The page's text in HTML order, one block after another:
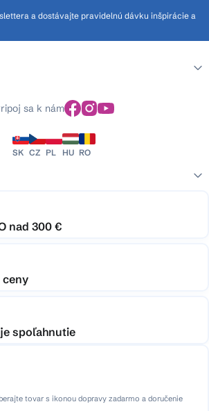
a dostávajte pravidelnú dávku inšpirácie a
sa k nám
SK CZ PL HU RO
nad 300 €
ceny
spoľahnutie
tovar s ikonou dopravy zadarmo a doručenie